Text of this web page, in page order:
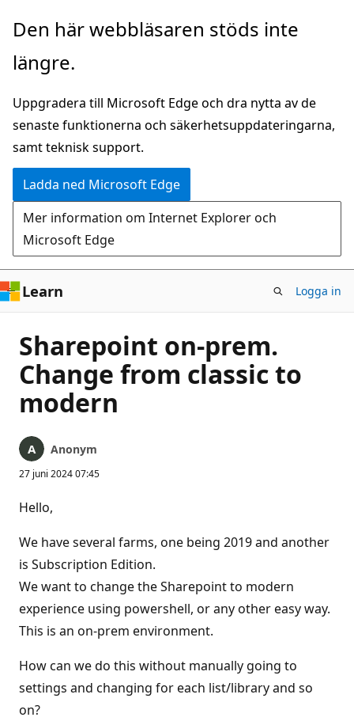
Hoppa
huvudinnehåll
Den här webbläsaren stöds inte
längre.
Uppgradera till Microsoft Edge och dra nytta av de
senaste funktionerna och säkerhetsuppdateringarna,
samt teknisk support.
Ladda ned Microsoft Edge
Mer information om Internet Explorer och
Microsoft Edge
Learn Logga in
Sharepoint on-prem.
Change from classic to
modern
Anonym
27 juni 2024 07:45
Hello,
We have several farms, one being 2019 and another
is Subscription Edition.
We want to change the Sharepoint to modern
experience using powershell, or any other easy way.
This is an on-prem environment.
How can we do this without manually going to
settings and changing for each list/library and so
on?